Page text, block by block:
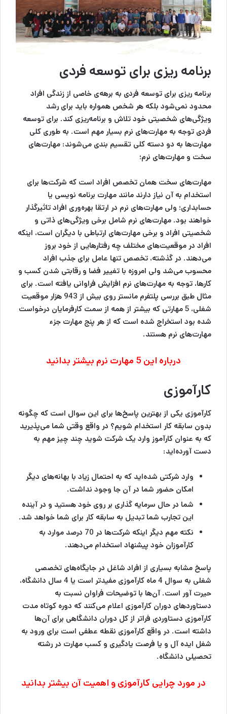
برنامه ریزی برای توسعه فردی
برنامه ریزی برای توسعه فردی به برهه‌ی خاصی از زندگی افراد
محدود نمی‌شود بلکه هر شخص همواره باید برای رشد
ویژگی‌های شخصیتی خود تلاش و برنامه‌ریزی کند. برای توسعه
فردی توجه به مهارت‌های نرم بسیار مهم است. به طوری کلی
مهارت‌ها به دو دسته کلی تقسیم بندی می‌شوند: مهارت‌های
سخت و مهارت‌های نرم؛
مهارت‌های سخت همان تخصص افراد است که شرکت‌ها برای
استخدام به آن نیاز دارند مانند مهارت برنامه نویسی یا
حسابداری؛ ولی مهارت‌های نرم در ارتقا بهره‌وری افراد تاثیرگذار
خواهند بود. مهارت‌های نرم شامل برخی ویژگی‌های ذاتی و
شخصیتی افراد و برخی مهارت‌های ارتباطی با دیگران است، اینکه
افراد در موقعیت‌های مختلف چه رفتارهایی از خود بروز
می‌دهند. در گذشته، تخصص تنها عامل برای جذب افراد
محسوب می‌شد ولی امروزه با تغییر فضا و رقابتی شدن کسب و
کارها، توجه به مهارت‌های نرم افزایش فراوانی یافته است. برای
مثال طبق بررسی پلتفرم مانستر روی بیش از 943 هزار موقعیت
شغلی، 5 مهارتی که بیش‎تر از همه از سمت کارفرمایان درخواست
شده بود استخراج شده است که از هر پنج مهارت جزء
مهارت‌های نرم هستند.
درباره این 5 مهارت نرم بیشتر بدانید
کارآموزی
کارآموزی یکی از بهترین پاسخ‌ها برای این سوال است که چگونه
بدون سابقه کار استخدام شویم؟ در واقع وقتی شما می‌پذیرید
که به عنوان کارآموز وارد یک شرکت شوید چند چیز مهم به
دست آورده‌اید:
وارد شرکتی شده‌اید که به احتمال زیاد با بهانه‌های دیگر
امکان حضور شما در آن جا وجود نداشت.
شما در حال سرمایه گذاری بر روی خود هستید و در آینده
این تجارب شما تبدیل به سابقه کار برای شما خواهد شد.
نکته مهم دیگر اینکه شرکت‌ها در 70 درصد موارد به
کارآموزان خود پیشنهاد استخدام می‌دهند.
پاسخ مشابه بسیاری از افراد شاغل در جایگاه‎‌های تخصصی
شغلی به سوال 4 ماه کارآموزی مفیدتر است یا 4 سال دانشگاه،
حیرت آور است. آن‌ها با توضیحات فراوان نسبت به
دستاوردهای دوران کارآموزی اعلام می‌کنند که دوره کوتاه مدت
کارآموزی دستاوردی فراتر از کل دوران دانشگاهی برای آن‌ها
داشته است. در واقع کارآموزی نقطه عطفی است برای ورود به
شغل ایده آل و یا فرصت یادگیری و کسب مهارت در رشته
تحصیلی دانشگاه.
در مورد چرایی کارآموزی و اهمیت آن بیشتر بدانید